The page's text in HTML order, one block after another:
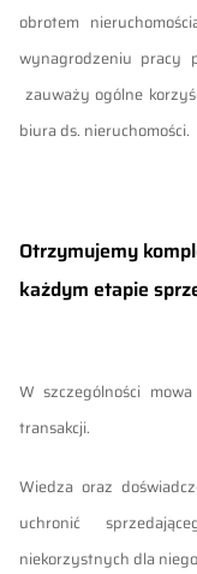
obrotem
wynagrodzeniu pracy
zauważy ogólne
biura ds. nieruchomości.
Otrzymujemy
każdym etapie
W szczególności
transakcji.
Wiedza oraz
uchronić
niekorzystnych dla